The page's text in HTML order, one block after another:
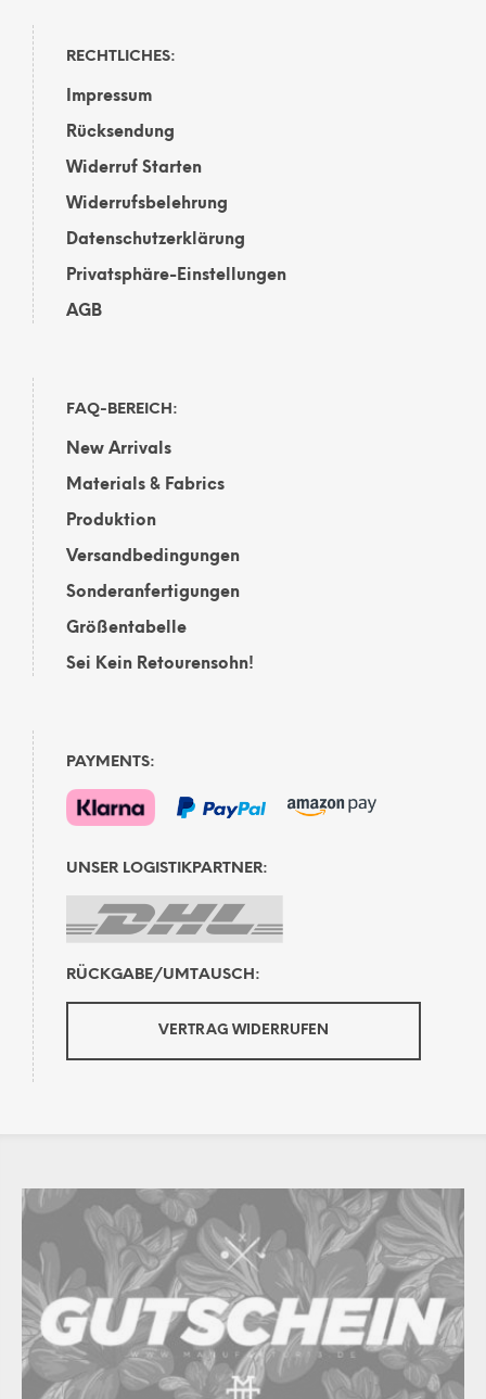
RECHTLICHES:
Impressum
Rücksendung
Widerruf Starten
Widerrufsbelehrung
Datenschutzerklärung
Privatsphäre-Einstellungen
AGB
FAQ-BEREICH:
New Arrivals
Materials & Fabrics
Produktion
Versandbedingungen
Sonderanfertigungen
Größentabelle
Sei Kein Retourensohn!
PAYMENTS:
UNSER LOGISTIKPARTNER:
RÜCKGABE/UMTAUSCH:
VERTRAG WIDERRUFEN